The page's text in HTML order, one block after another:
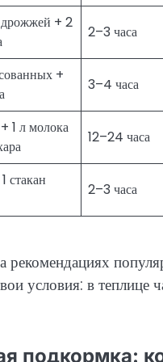
дрожжей + 2
2–3 часа
+
3–4 часа
1 л молока
12–24 часа
стакан
2–3 часа
условия: в
подкормка: